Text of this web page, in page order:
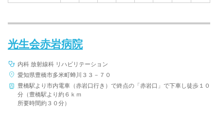
光生会赤岩病院
内科 放射線科 リハビリテーション
愛知県豊橋市多米町蝉川３３－７０
豊橋駅より市内電車（赤岩口行き）で終点の「赤岩口」で下車し徒歩１０
分（豊橋駅より約６ｋｍ
所要時間約３０分）